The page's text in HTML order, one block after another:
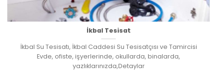
İkbal Tesisat
İkbal Su Tesisatı, İkbal Caddesi Su Tesisatçısı ve Tamircisi
Evde, ofiste, işyerlerinde, okullarda, binalarda,
yazlıklarınızda,Detaylar